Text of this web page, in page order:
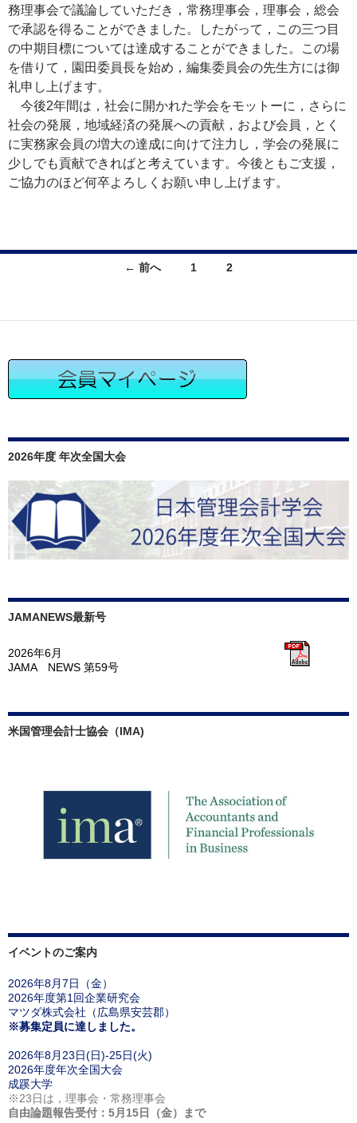
務理事会で議論していただき，常務理事会，理事会，総会
で承認を得ることができました。したがって，この三つ目
の中期目標については達成することができました。この場
を借りて，園田委員長を始め，編集委員会の先生方には御
礼申し上げます。
今後2年間は，社会に開かれた学会をモットーに，さらに
社会の発展，地域経済の発展への貢献，および会員，とく
に実務家会員の増大の達成に向けて注力し，学会の発展に
少しでも貢献できればと考えています。今後ともご支援，
ご協力のほど何卒よろしくお願い申し上げます。
ビ
ー
シ
ョ
← 前へ 1 2
2026年度 年次全国大会
JAMANEWS最新号
2026年6月
JAMA NEWS 第59号
米国管理会計士協会（IMA)
イベントのご案内
2026年8月7日（金）
2026年度第1回企業研究会
マツダ株式会社（広島県安芸郡）
※募集定員に達しました。
2026年8月23日(日)-25日(火)
2026年度年次全国大会
成蹊大学
※23日は，理事会・常務理事会
自由論題報告受付：5月15日（金）まで